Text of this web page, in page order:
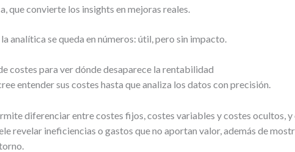
que convierte los insights en mejoras reales.
analítica se queda en números: útil, pero sin impacto.
costes para ver dónde desaparece la rentabilidad
entender sus costes hasta que analiza los datos con precisión.
diferenciar entre costes fijos, costes variables y costes ocultos,
revelar ineficiencias o gastos que no aportan valor, además de